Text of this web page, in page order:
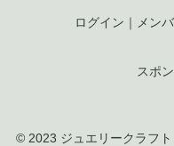
ログイン ｜ メン
スポ
© 2023 ジュエリークラフ